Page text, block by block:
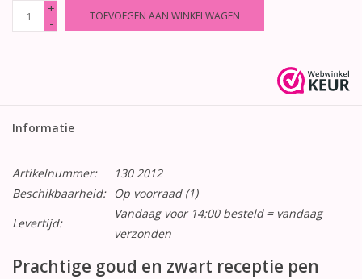
+
-
TOEVOEGEN AAN WINKELWAGEN
Informatie
Artikelnummer:
130 2012
Beschikbaarheid:
Op voorraad(1)
Levertijd:
Vandaag voor 14:00 besteld = vandaag
verzonden
Prachtige goud en zwart receptie pen